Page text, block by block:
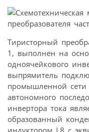
Тиристорный
1, выполнен на
одноячейкового
выпрямитель
промышленной сети
автономного
инвертора тока
образованный